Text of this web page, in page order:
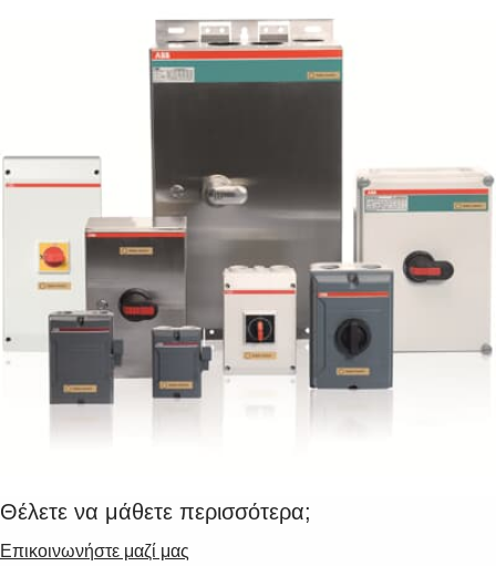
Θέλετε να μάθετε περισσότερα;
Επικοινωνήστε μαζί μας